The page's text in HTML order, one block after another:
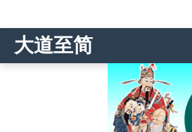
大道至简